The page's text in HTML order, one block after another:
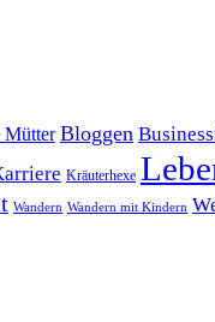
Mütter Bloggen
Kräuterhexe
Wandern Wandern mit Kindern